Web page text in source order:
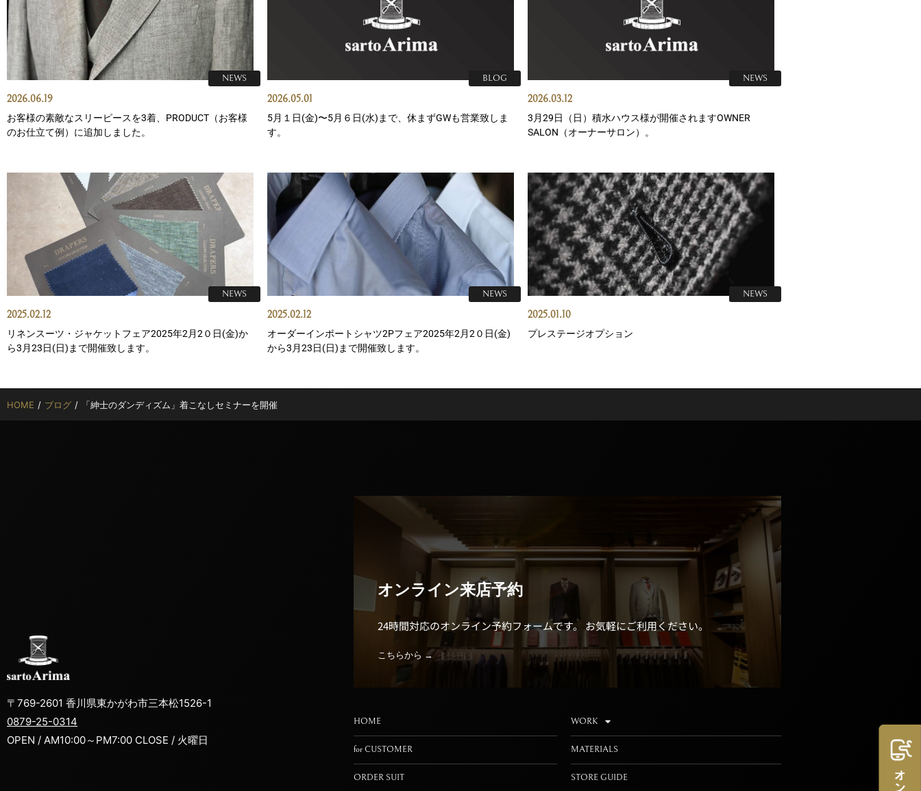
2026.06.19
NEWS
お客様の素敵なスリーピースを3着、PRODUCT（お客様
のお仕立て例）に追加しました。
2026.05.01
BLOG
5月１日(金)〜5月６日(水)まで、休まずGWも営業致しま
す。
2026.03.12
NEWS
3月29日（日）積水ハウス様が開催されますOWNER
SALON（オーナーサロン）。
2025.02.12
NEWS
リネンスーツ・ジャケットフェア2025年2月2０日(金)か
ら3月23日(日)まで開催致します。
2025.02.12
NEWS
オーダーインポートシャツ2Pフェア2025年2月2０日(金)
から3月23日(日)まで開催致します。
2025.01.10
NEWS
プレステージオプション
HOME / ブログ / 「紳士のダンディズム」着こなしセミナーを開催
〒769-2601 香川県東かがわ市三本松1526-1
0879-25-0314
OPEN / AM10:00～PM7:00 CLOSE / 火曜日
オンライン来店予約
24時間対応のオンライン予約フォームです。 お気軽にご利用ください。
こちらから →
HOME
for CUSTOMER
ORDER SUIT
WORK
MATERIALS
STORE GUIDE